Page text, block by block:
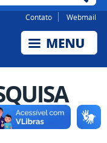
Contato Webmail